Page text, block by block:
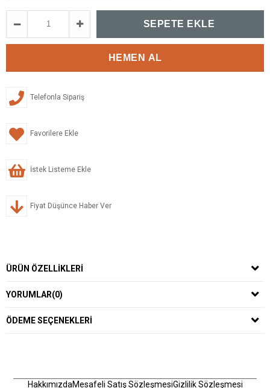
Telefonla Sipariş
Favorilere Ekle
İstek Listeme Ekle
Fiyat Düşünce Haber Ver
ÜRÜN ÖZELLIKLERI
YORUMLAR(0)
ÖDEME SEÇENEKLERI
HakkımızdaMesafeli Satış SözleşmesiGizlilik Sözleşmesi